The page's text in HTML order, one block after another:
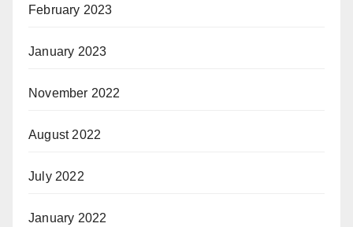
February 2023
January 2023
November 2022
August 2022
July 2022
January 2022